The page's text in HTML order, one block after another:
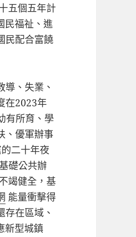
五個五年計
民福祉、進
民配合富饒
、失業、
在2023年
有所育、學
、優軍辦事
二十年夜
礎公共辦
竭健全，基
能量衝擊得
在區域、
新型城鎮